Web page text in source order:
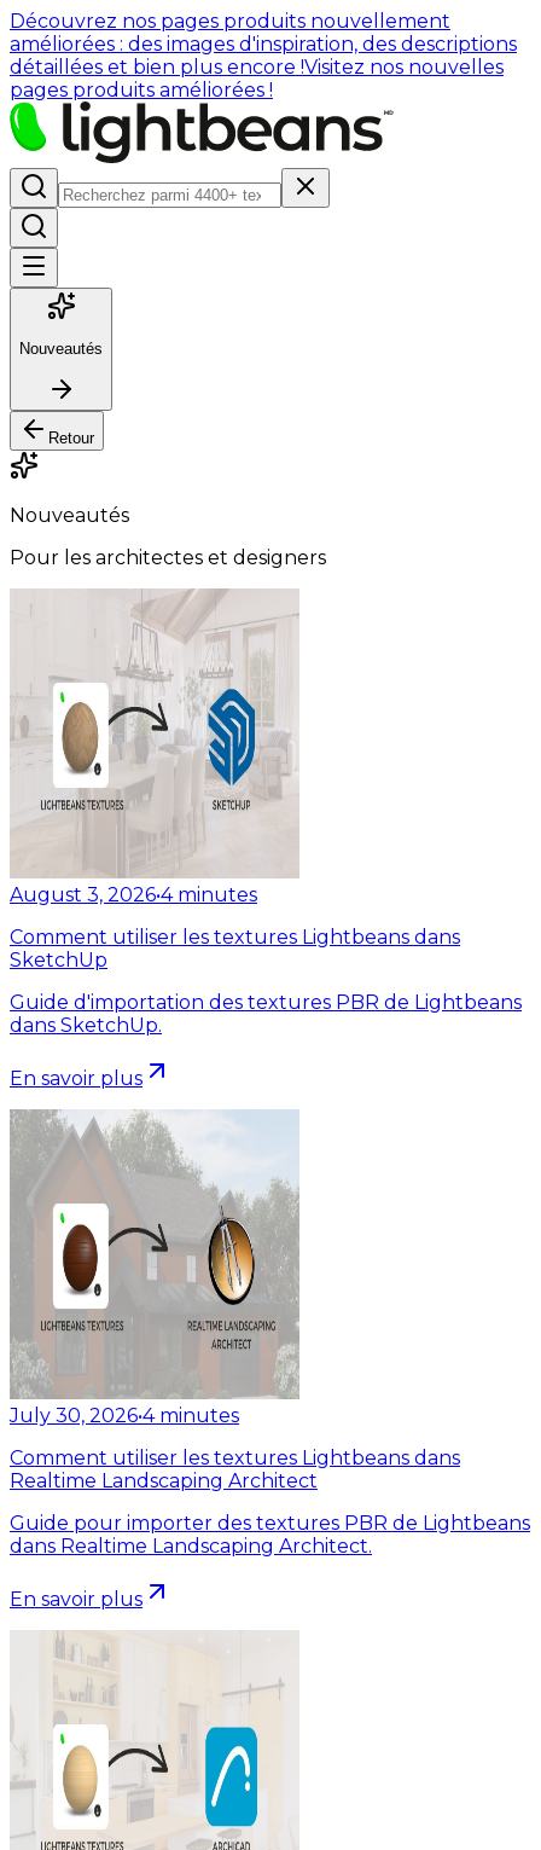
Découvrez nos pages produits nouvellement
améliorées : des images d'inspiration, des descriptions
détaillées et bien plus encore !Visitez nos nouvelles
pages produits améliorées !
Nouveautés
Retour
Nouveautés
Pour les architectes et designers
August 3, 2026•4 minutes
Comment utiliser les textures Lightbeans dans
SketchUp
Guide d'importation des textures PBR de Lightbeans
dans SketchUp.
En savoir plus
July 30, 2026•4 minutes
Comment utiliser les textures Lightbeans dans
Realtime Landscaping Architect
Guide pour importer des textures PBR de Lightbeans
dans Realtime Landscaping Architect.
En savoir plus